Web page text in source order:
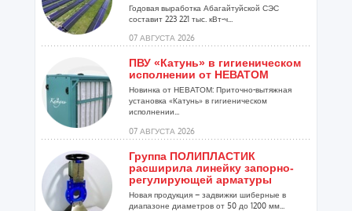
Годовая выработка Абагайтуйской СЭС
составит 223 221 тыс. кВт-ч...
07 АВГУСТА 2026
ПВУ «Катунь» в гигиеническом
исполнении от НЕВАТОМ
Новинка от НЕВАТОМ: Приточно-вытяжная
установка «Катунь» в гигиеническом
исполнении...
07 АВГУСТА 2026
Группа ПОЛИПЛАСТИК
расширила линейку запорно-
регулирующей арматуры
Новая продукция – задвижки шиберные в
диапазоне диаметров от 50 до 1200 мм...